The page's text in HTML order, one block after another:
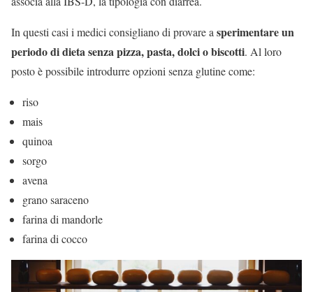
In questi casi i medici consigliano di provare a sperimentare un
periodo di dieta senza pizza, pasta, dolci o biscotti. Al loro
posto è possibile introdurre opzioni senza glutine come:
riso
mais
quinoa
sorgo
avena
grano saraceno
farina di mandorle
farina di cocco